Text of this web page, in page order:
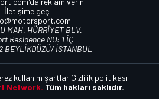
İletişime geç
MAH. HÜRRİYET BLV.
Residence NO: 1 İÇ
BEYLİKDÜZÜ/ İSTANBUL
Network. Tüm hakları saklıdır.
kullanım şartlarıGizlilik politikası